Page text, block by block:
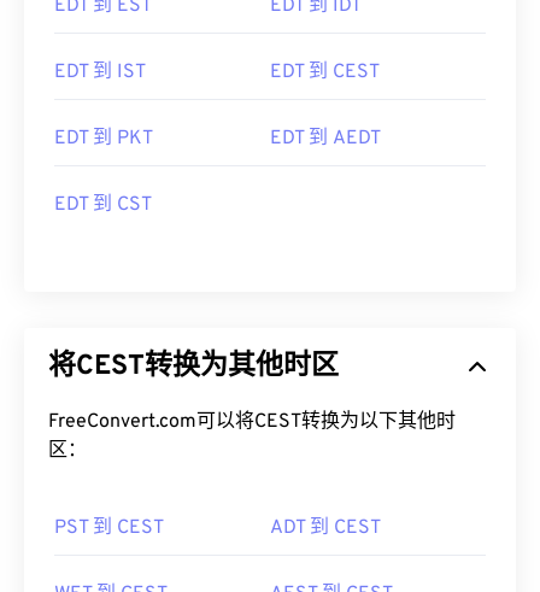
EDT 到 EST EDT 到 IDT
EDT 到 IST EDT 到 CEST
EDT 到 PKT EDT 到 AEDT
EDT 到 CST
将CEST转换为其他时区
FreeConvert.com可以将CEST转换为以下其他时
区：
PST 到 CEST ADT 到 CEST